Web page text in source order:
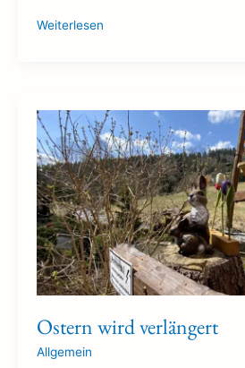
Weiterlesen
Ostern wird verlängert
Allgemein
Ostern
wird
verlängert